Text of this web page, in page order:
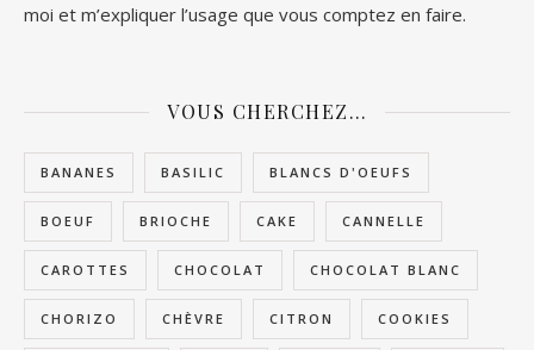
moi et m’expliquer l’usage que vous comptez en faire.
VOUS CHERCHEZ…
BANANES BASILIC BLANCS D'OEUFS
BOEUF BRIOCHE CAKE CANNELLE
CAROTTES CHOCOLAT CHOCOLAT BLANC
CHORIZO CHÈVRE CITRON COOKIES